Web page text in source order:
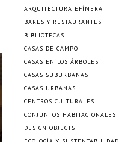
ARQUITECTURA EFÍMERA
BARES Y RESTAURANTES
BIBLIOTECAS
CASAS DE CAMPO
CASAS EN LOS ÁRBOLES
CASAS SUBURBANAS
CASAS URBANAS
CENTROS CULTURALES
CONJUNTOS HABITACIONALES
DESIGN OBJECTS